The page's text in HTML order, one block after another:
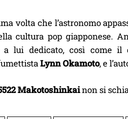
volta che l’astronomo
cultura pop giapponese.
lui dedicato, così come il
Lynn Okamoto, e
Makotoshinkainon si